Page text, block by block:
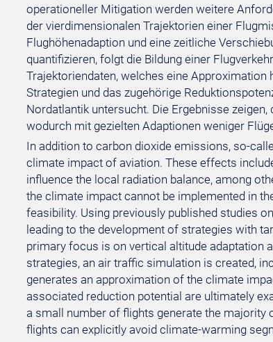
operationeller Mitigation werden weitere
der vierdimensionalen Trajektorien einer
Flughöhenadaption und eine zeitliche
quantifizieren, folgt die Bildung einer
Trajektoriendaten, welches eine
Strategien und das zugehörige
Nordatlantik untersucht. Die Ergebnisse
wodurch mit gezielten Adaptionen weniger
In addition to carbon dioxide emissions, so-
climate impact of aviation. These effects
influence the local radiation balance, among
the climate impact cannot be implemented in
feasibility. Using previously published studies
leading to the development of strategies with
primary focus is on vertical altitude adaptation
strategies, an air traffic simulation is created,
generates an approximation of the climate
associated reduction potential are ultimately
a small number of flights generate the
flights can explicitly avoid climate-warming